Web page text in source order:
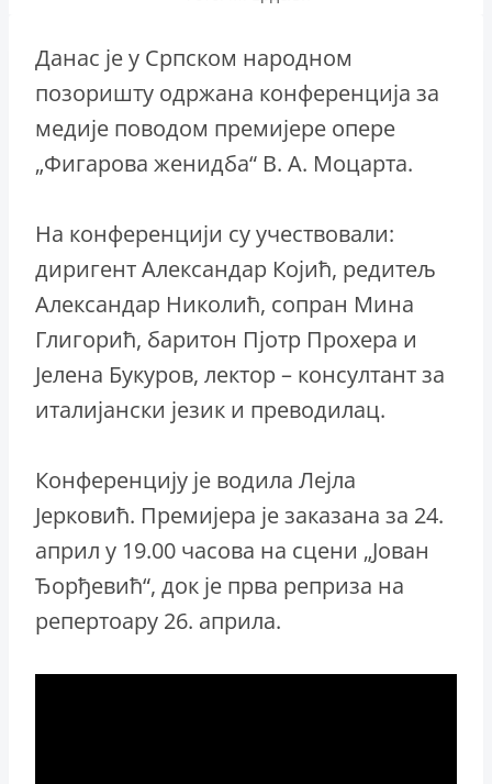
Данас је у Српском народном
позоришту одржана конференција за
медије поводом премијере опере
„Фигарова женидба“ В. А. Моцарта.
На конференцији су учествовали:
диригент Александар Којић, редитељ
Александар Николић, сопран Мина
Глигорић, баритон Пјотр Прохера и
Јелена Букуров, лектор – консултант за
италијански језик и преводилац.
Конференцију је водила Лејла
Јерковић. Премијера је заказана за 24.
април у 19.00 часова на сцени „Јован
Ђорђевић“, док је прва реприза на
репертоару 26. априла.